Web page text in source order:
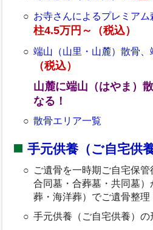
お寺さんによるプレミアム
柱4.5万円～（税込）
端山（山里・山麓）散骨、
（税込）
山麓に端山（はやま）
なる！
散骨エリア一覧
手元供養（ご自宅供養
ご遺骨を一時期ご自宅保管
合同墓・合葬墓・共同墓
葬・海洋葬）でご遺骨整理
手元供養（ご自宅供養）の